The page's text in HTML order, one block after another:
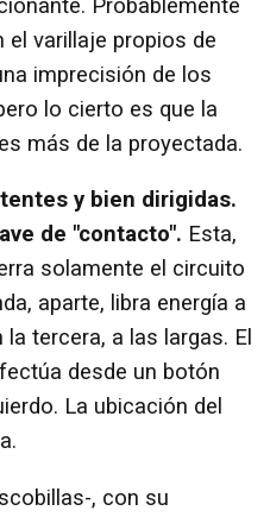
Probablemente
el varillaje propios de
imprecisión de los
lo cierto es que la
más de la proyectada.
y bien dirigidas.
de "contacto". Esta,
solamente el circuito
aparte, libra energía a
tercera, a las largas. El
desde un botón
La ubicación del
, con su